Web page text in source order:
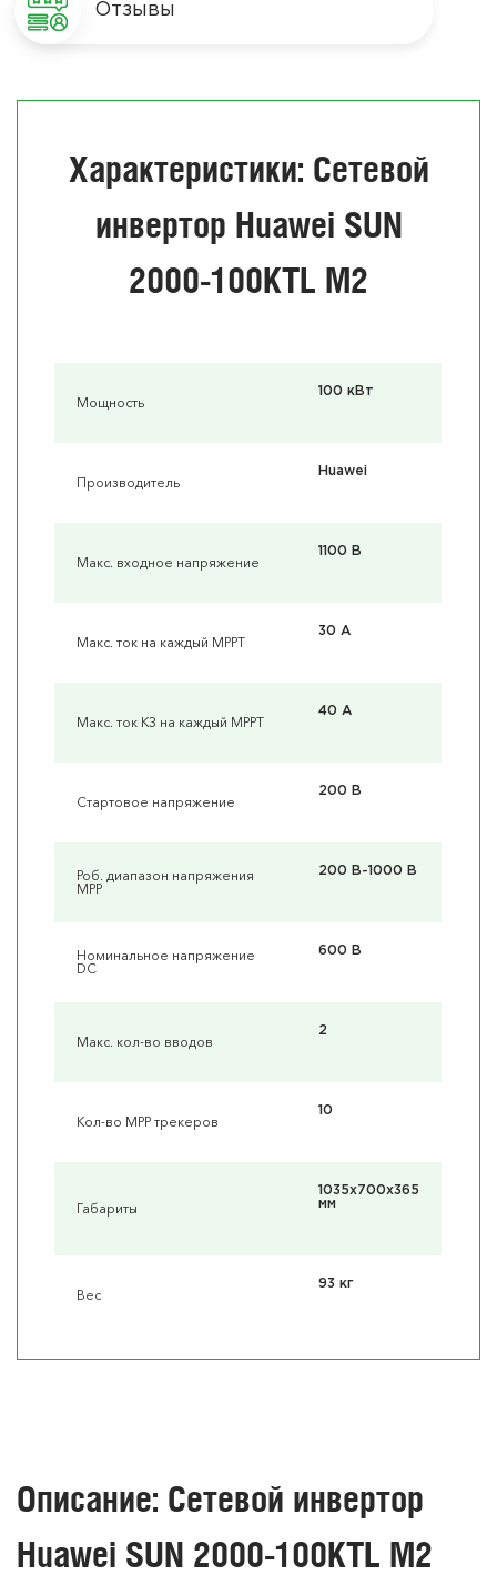
Отзывы
Характеристики: Сетевой
инвертор Huawei SUN
2000-100KTL M2
Мощность
100 кВт
Производитель
Huawei
Макс. входное напряжение
1100 В
Макс. ток на каждый MPPT
30 А
Макс. ток КЗ на каждый MPPT
40 А
Стартовое напряжение
200 В
Роб. диапазон напряжения
MPP
200 В~1000 В
Номинальное напряжение
DC
600 В
Макс. кол-во вводов
2
Кол-во MPP трекеров
10
Габариты
1035x700x365
мм
Вес
93 кг
Описание: Сетевой инвертор
Huawei SUN 2000-100KTL M2